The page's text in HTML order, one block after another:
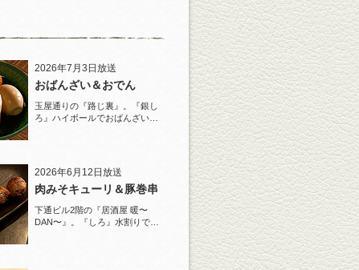
2026年7月3日放送
おばんざい＆おでん
玉屋通りの『路じ裏』。『銀し
ろ』ハイボールでおばんざいと
2026年6月12日放送
肉みそキューリ＆豚巻串
下通ビル2階の『居酒屋 暖〜
DAN〜』。『しろ』水割りで夏